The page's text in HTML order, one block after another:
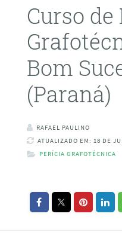
Curso
Bom
(Paraná)
RAFAEL PAULINO
ATUALIZADO EM: 18 DE
PERÍCIA GRAFOTÉCNICA